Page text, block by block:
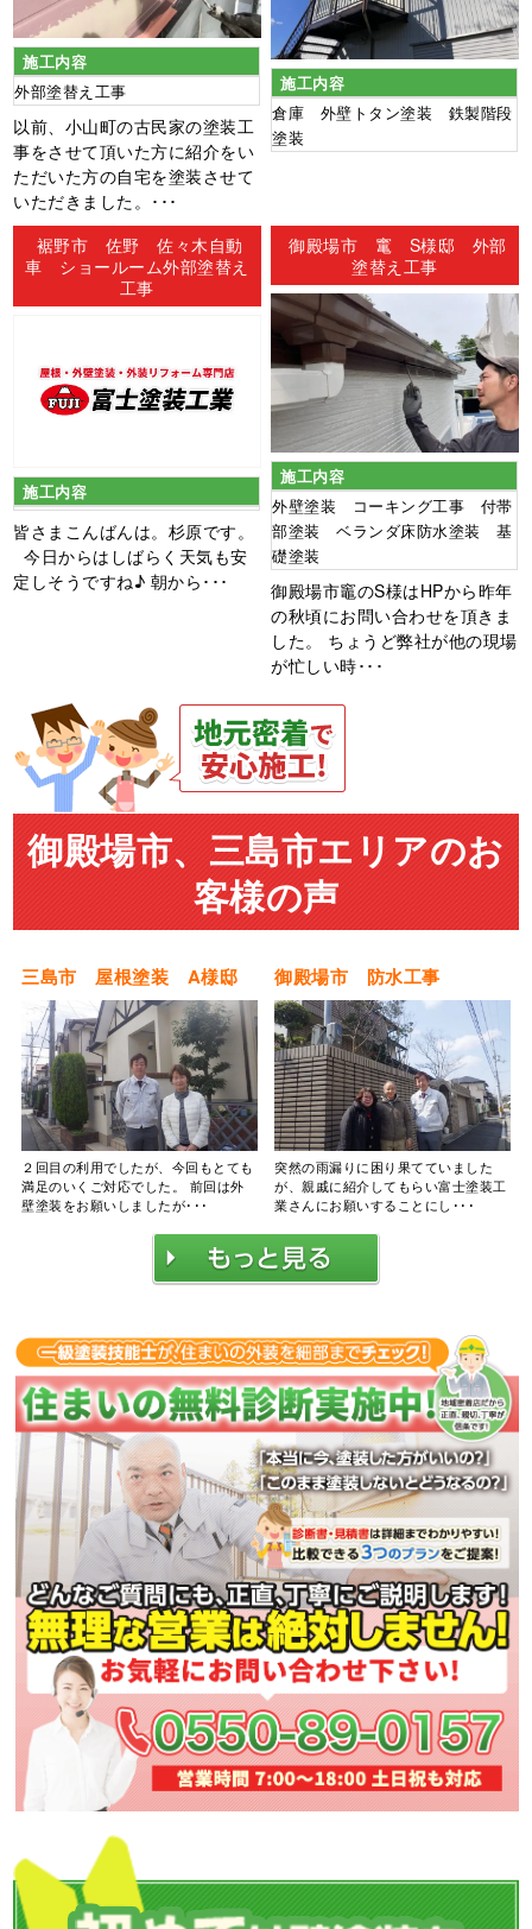
施工内容
外部塗替え工事
以前、小山町の古民家の塗装工
事をさせて頂いた方に紹介をい
ただいた方の自宅を塗装させて
いただきました。･･･
施工内容
倉庫 外壁トタン塗装 鉄製階段
塗装
裾野市 佐野 佐々木自動
車 ショールーム外部塗替え
工事
施工内容
皆さまこんばんは。杉原です。
今日からはしばらく天気も安
定しそうですね♪ 朝から･･･
御殿場市 竃 S様邸 外部
塗替え工事
施工内容
外壁塗装 コーキング工事 付帯
部塗装 ベランダ床防水塗装 基
礎塗装
御殿場市竈のS様はHPから昨年
の秋頃にお問い合わせを頂きま
した。 ちょうど弊社が他の現場
が忙しい時･･･
御殿場市、三島市エリアのお
客様の声
三島市 屋根塗装 A様邸
２回目の利用でしたが、今回もとても
満足のいくご対応でした。 前回は外
壁塗装をお願いしましたが･･･
御殿場市 防水工事
突然の雨漏りに困り果てていました
が、親戚に紹介してもらい富士塗装工
業さんにお願いすることにし･･･